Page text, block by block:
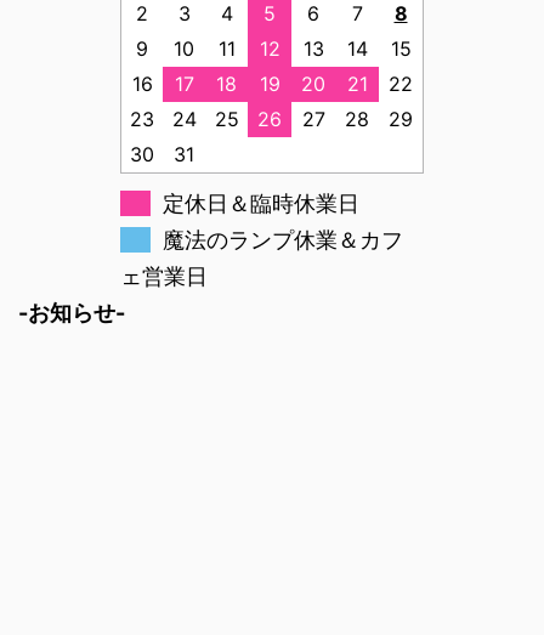
2
3 4 5 6 7
8
9
10 11 12 13 14
15
16
17 18 19 20 21
22
23
24 25 26 27 28
29
30
31
定休日＆臨時休業日
魔法のランプ休業＆カフ
ェ営業日
-お知らせ-